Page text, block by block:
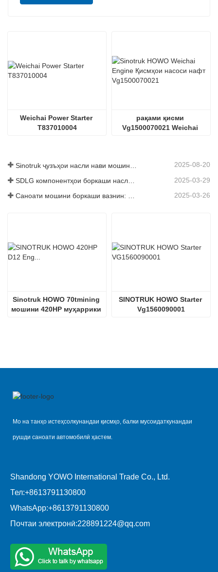
Weichai Power Starter
T837010004
рақами қисми
Vg1500070021 Weichai
2025-08-20
2025-03-29
Саноати мошини боркаши вазнин: Энергетика ва содироти нав ҳамчун ронандагони дугоник, ки дар қисмҳои маҳаллӣ корхонаҳои худро суръат бахшанд 2025-03-26
Sinotruk HOWO 70tmining
мошини 420HP муҳаррики
SINOTRUK HOWO Starter
Vg1560090001
Мо на танҳо истеҳсолкунандаи қисмҳо, балки мусоидаткунандаи
рушди саноати автомобилӣ ҳастем.
Shandong YOWO International Trade Co., Ltd.
Тел:+8613791130800
WhatsApp:+8613791130800
Почтаи электронӣ:228891224@qq.com